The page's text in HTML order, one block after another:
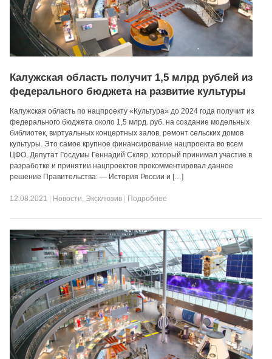
Калужская область получит 1,5 млрд рублей из
федерального бюджета на развитие культуры
Калужская область по нацпроекту «Культура» до 2024 года получит из
федерального бюджета около 1,5 млрд. руб. на создание модельных
библиотек, виртуальных концертных залов, ремонт сельских домов
культуры. Это самое крупное финансирование нацпроекта во всем
ЦФО. Депутат Госдумы Геннадий Скляр, который принимал участие в
разработке и принятии нацпроектов прокомментировал данное
решение Правительства: — История России и […]
12.08.2021 Новости, Эксклюзив Подробнее